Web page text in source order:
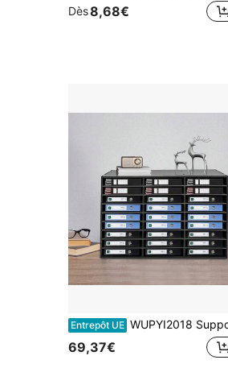
Dès8,68€
Entrepôt UE WUPYI2018 Supports pour
69,37€